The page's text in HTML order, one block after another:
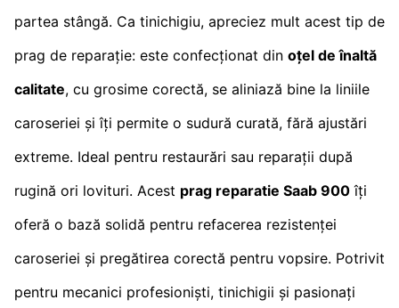
partea stângă. Ca tinichigiu, apreciez mult acest tip de
prag de reparație: este confecționat din oțel de înaltă
calitate, cu grosime corectă, se aliniază bine la liniile
caroseriei și îți permite o sudură curată, fără ajustări
extreme. Ideal pentru restaurări sau reparații după
rugină ori lovituri. Acest prag reparatie Saab 900 îți
oferă o bază solidă pentru refacerea rezistenței
caroseriei și pregătirea corectă pentru vopsire. Potrivit
pentru mecanici profesioniști, tinichigii și pasionați